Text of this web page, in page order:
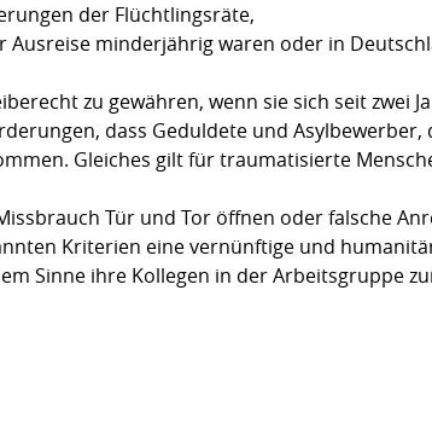
der Flüchtlingsräte,
Ausreise minderjährig waren oder in
zu gewähren, wenn sie sich seit zwei
dass Geduldete und
Gleiches gilt für traumatisierte
Tür und Tor öffnen oder falsche
Kriterien eine vernünftige und
Sinne ihre Kollegen in der Arbeitsgruppe